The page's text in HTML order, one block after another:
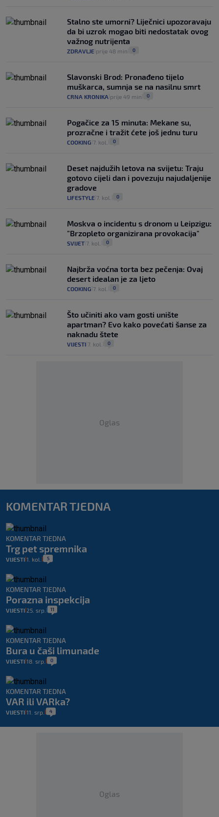
Stalno ste umorni? Liječnici upozoravaju
da bi uzrok mogao biti nedostatak ovog
važnog nutrijenta
ZDRAVLJE prije 48 min 0
Slavonski Brod: Pronađeno tijelo
muškarca, sumnja se na nasilnu smrt
CRNA KRONIKA prije 49 min 0
Pogačice za 15 minuta: Mekane su,
prozračne i tražit ćete još jednu turu
COOKING 7. kol. 0
Deset najdužih letova na svijetu: Traju
gotovo cijeli dan i povezuju najudaljenije
gradove
LIFESTYLE 7. kol. 0
Moskva o incidentu s dronom u Leipzigu:
"Brzopleto organizirana provokacija"
SVIJET 7. kol. 0
Najbrža voćna torta bez pečenja: Ovaj
desert idealan je za ljeto
COOKING 7. kol. 0
Što učiniti ako vam gosti unište
apartman? Evo kako povećati šanse za
naknadu štete
VIJESTI 7. kol. 0
Oglas
KOMENTAR TJEDNA
KOMENTAR TJEDNA
Trg pet spremnika
VIJESTI 1. kol. 5
KOMENTAR TJEDNA
Porazna inspekcija
VIJESTI 25. srp. 11
KOMENTAR TJEDNA
Bura u čaši limunade
VIJESTI 18. srp. 0
KOMENTAR TJEDNA
VAR ili VARka?
VIJESTI 11. srp. 4
Oglas